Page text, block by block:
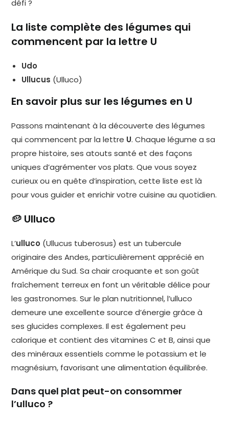
défi ?
La liste complète des légumes qui
commencent par la lettre U
Udo
Ullucus (Ulluco)
En savoir plus sur les légumes en U
Passons maintenant à la découverte des légumes
qui commencent par la lettre U. Chaque légume a sa
propre histoire, ses atouts santé et des façons
uniques d’agrémenter vos plats. Que vous soyez
curieux ou en quête d’inspiration, cette liste est là
pour vous guider et enrichir votre cuisine au quotidien.
🥔 Ulluco
L’ulluco (Ullucus tuberosus) est un tubercule
originaire des Andes, particulièrement apprécié en
Amérique du Sud. Sa chair croquante et son goût
fraîchement terreux en font un véritable délice pour
les gastronomes. Sur le plan nutritionnel, l’ulluco
demeure une excellente source d’énergie grâce à
ses glucides complexes. Il est également peu
calorique et contient des vitamines C et B, ainsi que
des minéraux essentiels comme le potassium et le
magnésium, favorisant une alimentation équilibrée.
Dans quel plat peut-on consommer
l’ulluco ?